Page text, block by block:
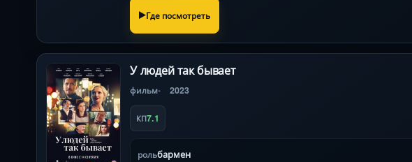
Где посмотреть
У людей так бывает
фильм 2023
КП7.1
рольбармен